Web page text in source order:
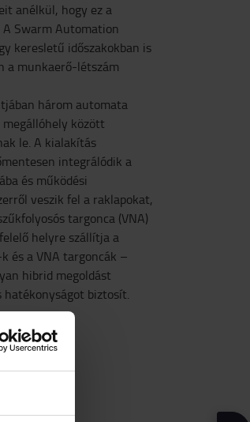
anélkül, hogy ez a
A Swarm Automation
keresletű időszakokban is
a munkaerő-létszám
három automata
között
le. A kialakítás
integrálódik a
és működési
veszik fel a raklapokat,
targonca (VNA)
helyre szállítja a
és a VNA targoncák –
hibrid megoldást
hatékonyságot biztosít.